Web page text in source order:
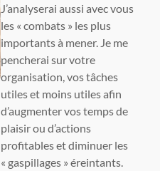
J’analyserai aussi avec vous
les « combats » les plus
importants à mener. Je me
pencherai sur votre
organisation, vos tâches
utiles et moins utiles afin
d’augmenter vos temps de
plaisir ou d’actions
profitables et diminuer les
« gaspillages » éreintants.